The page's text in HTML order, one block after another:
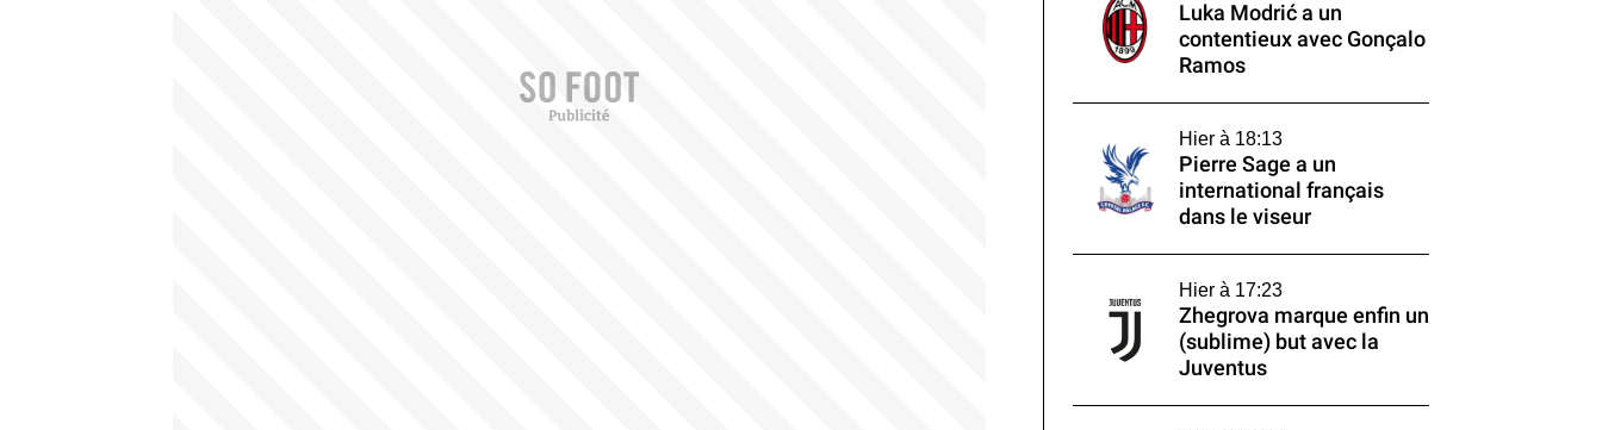
Luka Modrić a un
contentieux avec Gonçalo
Ramos
Hier à 18:13
Pierre Sage a un
international français
dans le viseur
Hier à 17:23
Zhegrova marque enfin un
(sublime) but avec la
Juventus